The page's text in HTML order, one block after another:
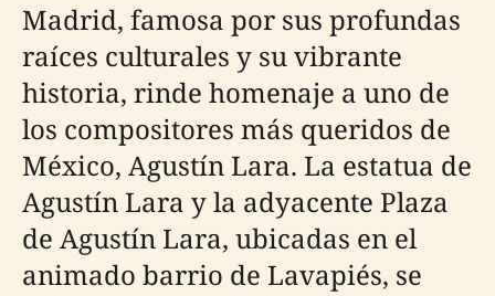
Madrid, famosa por sus profundas
raíces culturales y su vibrante
historia, rinde homenaje a uno de
los compositores más queridos de
México, Agustín Lara. La estatua de
Agustín Lara y la adyacente Plaza
de Agustín Lara, ubicadas en el
animado barrio de Lavapiés, se